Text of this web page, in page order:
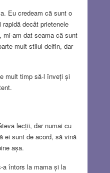
Eu credeam că sunt o
decât prietenele
mi-am dat seama că sunt
mult stilul delfin, dar
mult timp să-l înveți și
lecții, dar numai cu
ei sunt de acord, să vină
așa.
a întors la mama și la